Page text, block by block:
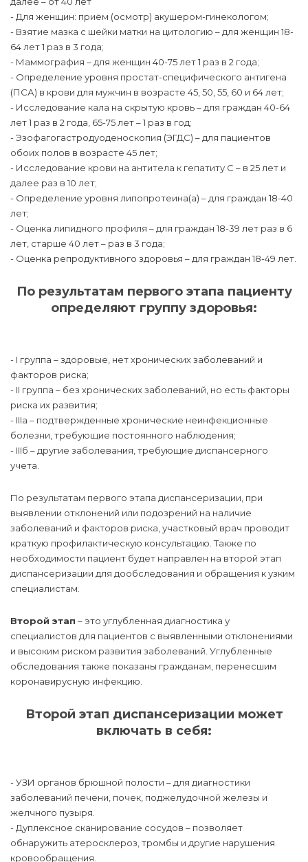
- Для женщин: приём (осмотр) акушером-гинекологом;
- Взятие мазка с шейки матки на цитологию – для женщин 18-
64 лет 1 раз в 3 года;
- Маммография – для женщин 40-75 лет 1 раз в 2 года;
- Определение уровня простат-специфического антигена
(ПСА) в крови для мужчин в возрасте 45, 50, 55, 60 и 64 лет;
- Исследование кала на скрытую кровь – для граждан 40-64
лет 1 раз в 2 года, 65-75 лет – 1 раз в год;
- Эзофагогастродуоденоскопия (ЭГДС) – для пациентов
обоих полов в возрасте 45 лет;
- Исследование крови на антитела к гепатиту C – в 25 лет и
далее раз в 10 лет;
- Определение уровня липопротеина(а) – для граждан 18-40
лет;
- Оценка липидного профиля – для граждан 18-39 лет раз в 6
лет, старше 40 лет – раз в 3 года;
- Оценка репродуктивного здоровья – для граждан 18-49 лет.
По результатам первого этапа пациенту
определяют группу здоровья:
- I группа – здоровые, нет хронических заболеваний и
факторов риска;
- II группа – без хронических заболеваний, но есть факторы
риска их развития;
- IIIа – подтвержденные хронические неинфекционные
болезни, требующие постоянного наблюдения;
- IIIб – другие заболевания, требующие диспансерного
учета.
По результатам первого этапа диспансеризации, при
выявлении отклонений или подозрений на наличие
заболеваний и факторов риска, участковый врач проводит
краткую профилактическую консультацию. Также по
необходимости пациент будет направлен на второй этап
диспансеризации для дообследования и обращения к узким
специалистам.
Второй этап – это углубленная диагностика у
специалистов для пациентов с выявленными отклонениями
и высоким риском развития заболеваний. Углубленные
обследования также показаны гражданам, перенесшим
коронавирусную инфекцию.
Второй этап диспансеризации может
включать в себя:
- УЗИ органов брюшной полости – для диагностики
заболеваний печени, почек, поджелудочной железы и
желчного пузыря.
- Дуплексное сканирование сосудов – позволяет
обнаружить атеросклероз, тромбы и другие нарушения
кровообращения.